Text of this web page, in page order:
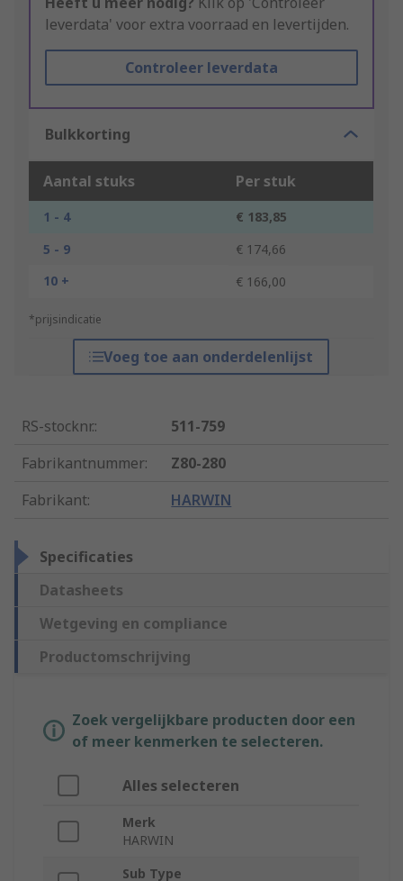
leverdata' voor extra voorraad en levertijden.
Controleer leverdata
Bulkkorting
Aantal stuks Per stuk
1 - 4
€ 183,85
5 - 9
€ 174,66
10 +
€ 166,00
*prijsindicatie
Voeg toe aan onderdelenlijst
RS-stocknr.:
511-759
Fabrikantnummer:
Z80-280
Fabrikant: HARWIN
Specificaties
Datasheets
Wetgeving en compliance
Productomschrijving
Zoek vergelijkbare producten door een
of meer kenmerken te selecteren.
Alles selecteren
Merk
HARWIN
Sub Type